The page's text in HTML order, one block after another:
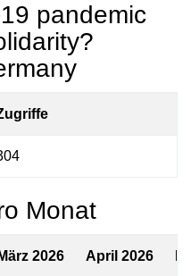
pandemic
Monat
März 2026 April 2026